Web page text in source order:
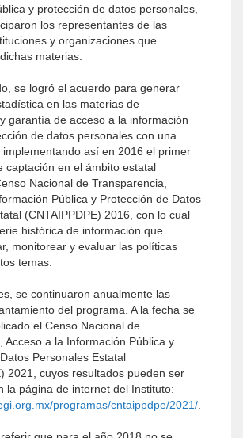
y protección de datos personales,
los representantes de las
y organizaciones que
materias.
se logró el acuerdo para generar
en las materias de
garantía de acceso a la información
de datos personales con una
implementando así en 2016 el primer
captación en el ámbito estatal
Nacional de Transparencia,
Pública y Protección de Datos
(CNTAIPPDPE) 2016, con lo cual
histórica de información que
monitorear y evaluar las políticas
temas.
se continuaron anualmente las
del programa. A la fecha se
el Censo Nacional de
Acceso a la Información Pública y
Personales Estatal
2021, cuyos resultados pueden ser
la página de internet del Instituto:
programas/cntaippdpe/2021/